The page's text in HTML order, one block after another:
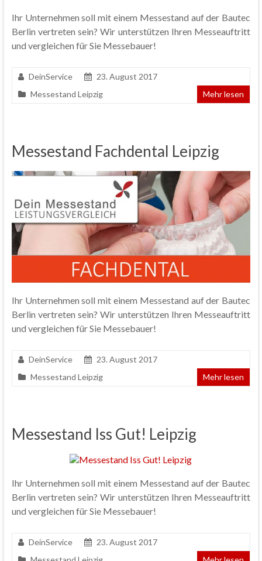
Ihr Unternehmen soll mit einem Messestand auf der Bautec
Berlin vertreten sein? Wir unterstützen Ihren Messeauftritt
und vergleichen für Sie Messebauer!
DeinService
23. August 2017
Messestand Leipzig
Mehr lesen
Messestand Fachdental Leipzig
Ihr Unternehmen soll mit einem Messestand auf der Bautec
Berlin vertreten sein? Wir unterstützen Ihren Messeauftritt
und vergleichen für Sie Messebauer!
DeinService
23. August 2017
Messestand Leipzig
Mehr lesen
Messestand Iss Gut! Leipzig
Ihr Unternehmen soll mit einem Messestand auf der Bautec
Berlin vertreten sein? Wir unterstützen Ihren Messeauftritt
und vergleichen für Sie Messebauer!
DeinService
23. August 2017